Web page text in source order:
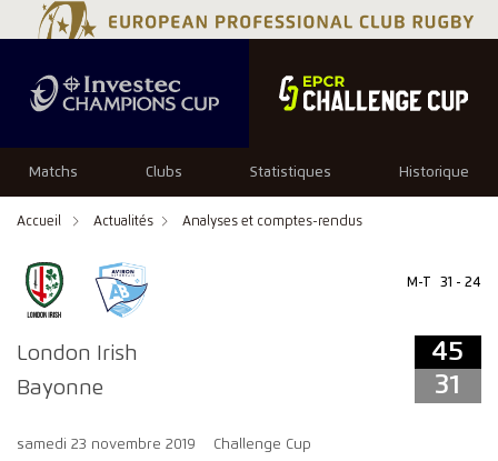
Matchs Clubs Statistiques Historique
Accueil Actualités Analyses et comptes-rendus
London Irish
Bayonne
M-T 31 - 24
45
31
samedi 23 novembre 2019
Challenge Cup
45 31